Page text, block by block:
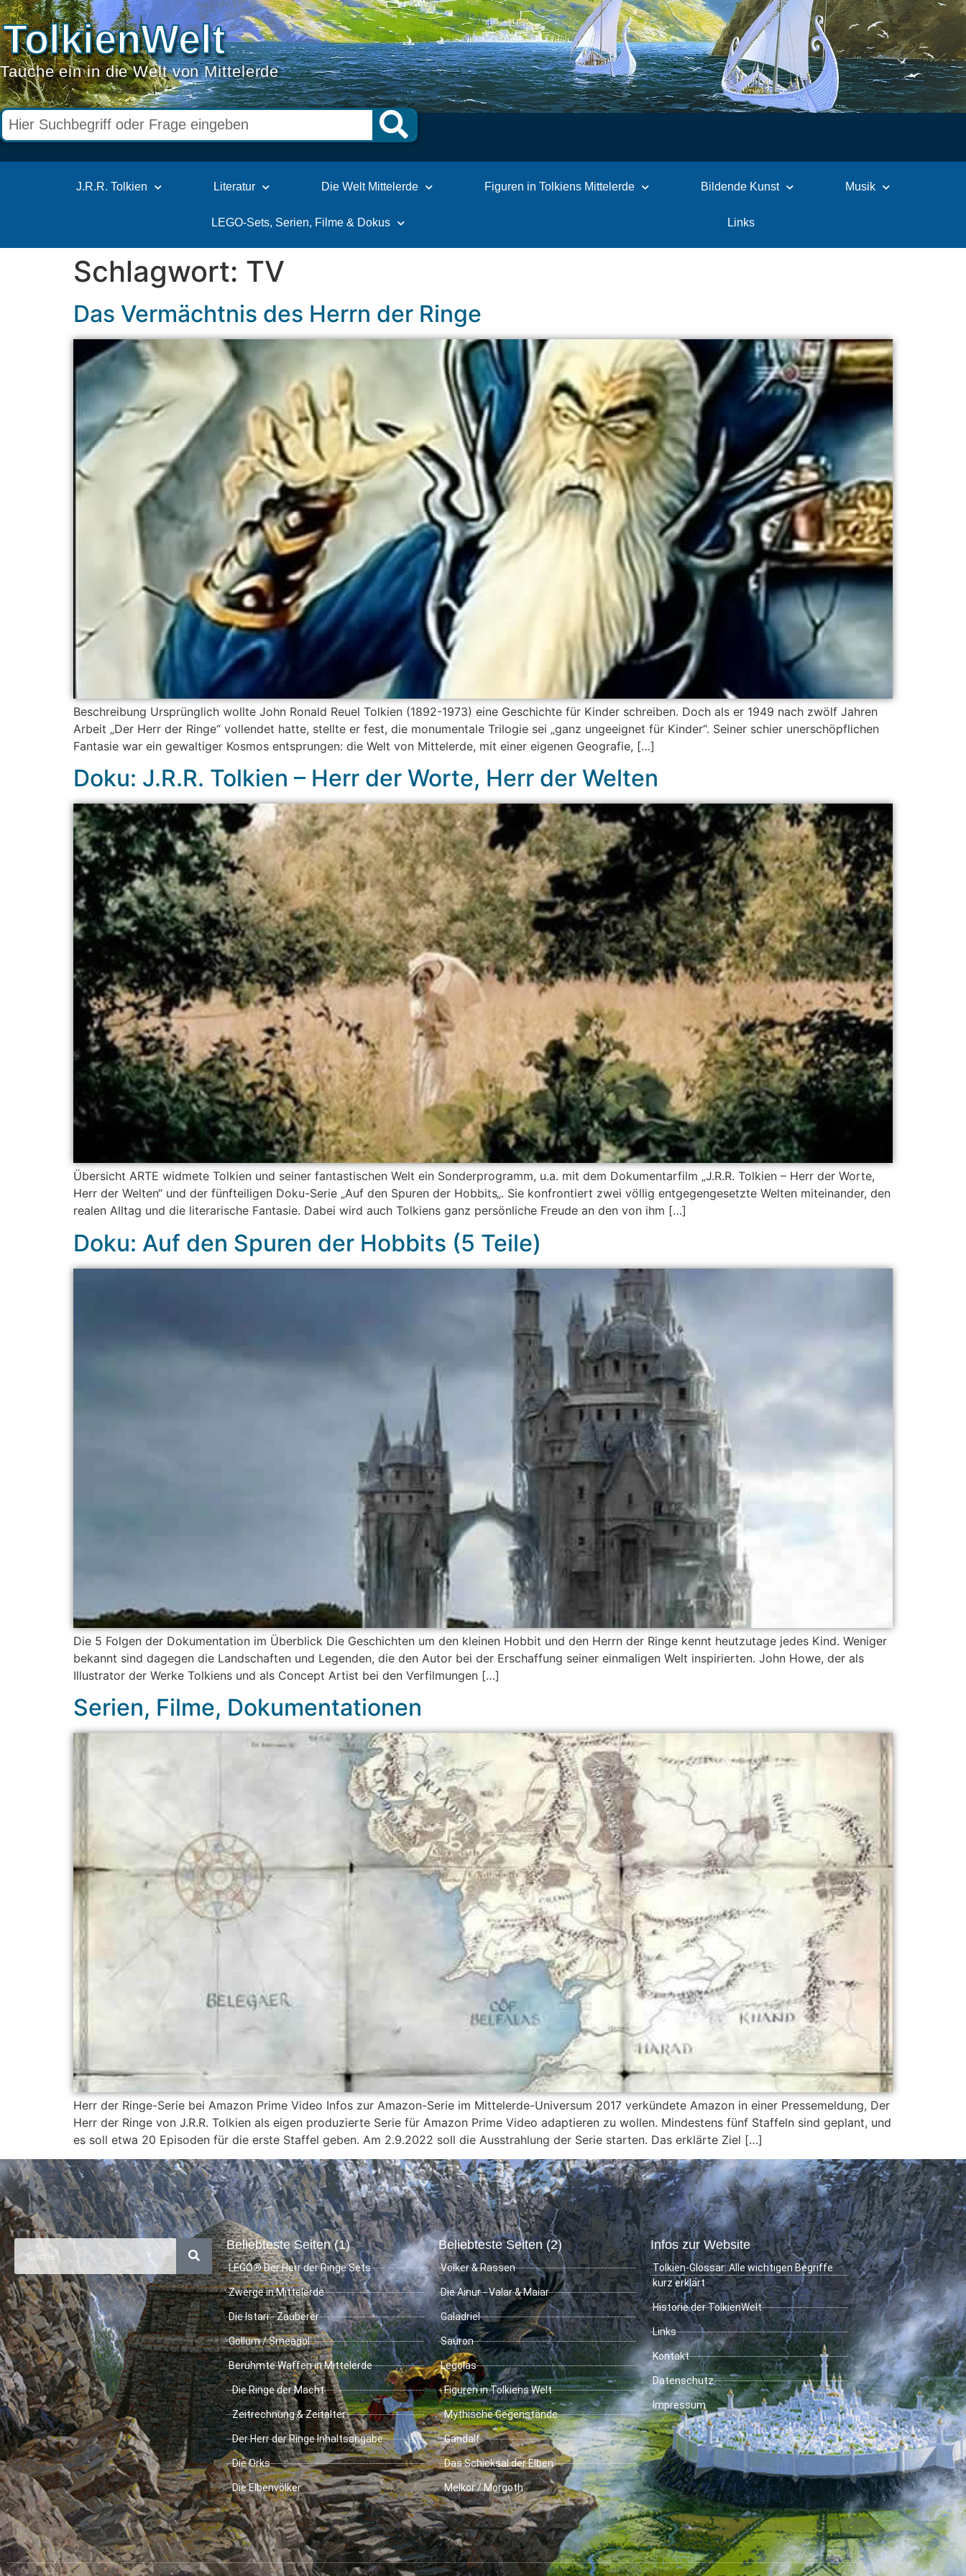
TolkienWelt
Tauche ein in die Welt von Mittelerde
J.R.R. Tolkien Literatur Die Welt Mittelerde Figuren in Tolkiens Mittelerde Bildende Kunst Musik
LEGO-Sets, Serien, Filme & Dokus Links
Schlagwort: TV
Das Vermächtnis des Herrn der Ringe
Beschreibung Ursprünglich wollte John Ronald Reuel Tolkien (1892-1973) eine Geschichte für Kinder schreiben. Doch als er 1949 nach zwölf Jahren
Arbeit „Der Herr der Ringe“ vollendet hatte, stellte er fest, die monumentale Trilogie sei „ganz ungeeignet für Kinder“. Seiner schier unerschöpflichen
Fantasie war ein gewaltiger Kosmos entsprungen: die Welt von Mittelerde, mit einer eigenen Geografie, […]
Doku: J.R.R. Tolkien – Herr der Worte, Herr der Welten
Übersicht ARTE widmete Tolkien und seiner fantastischen Welt ein Sonderprogramm, u.a. mit dem Dokumentarfilm „J.R.R. Tolkien – Herr der Worte,
Herr der Welten“ und der fünfteiligen Doku-Serie „Auf den Spuren der Hobbits„. Sie konfrontiert zwei völlig entgegengesetzte Welten miteinander, den
realen Alltag und die literarische Fantasie. Dabei wird auch Tolkiens ganz persönliche Freude an den von ihm […]
Doku: Auf den Spuren der Hobbits (5 Teile)
Die 5 Folgen der Dokumentation im Überblick Die Geschichten um den kleinen Hobbit und den Herrn der Ringe kennt heutzutage jedes Kind. Weniger
bekannt sind dagegen die Landschaften und Legenden, die den Autor bei der Erschaffung seiner einmaligen Welt inspirierten. John Howe, der als
Illustrator der Werke Tolkiens und als Concept Artist bei den Verfilmungen […]
Serien, Filme, Dokumentationen
Herr der Ringe-Serie bei Amazon Prime Video Infos zur Amazon-Serie im Mittelerde-Universum 2017 verkündete Amazon in einer Pressemeldung, Der
Herr der Ringe von J.R.R. Tolkien als eigen produzierte Serie für Amazon Prime Video adaptieren zu wollen. Mindestens fünf Staffeln sind geplant, und
es soll etwa 20 Episoden für die erste Staffel geben. Am 2.9.2022 soll die Ausstrahlung der Serie starten. Das erklärte Ziel […]
Beliebteste Seiten (1)
LEGO® Der Herr der Ringe Sets
Zwerge in Mittelerde
Die Istari - Zauberer
Gollum / Smeagol
Berühmte Waffen in Mittelerde
Die Ringe der Macht
Zeitrechnung & Zeitalter
Der Herr der Ringe Inhaltsangabe
Die Orks
Die Elbenvölker
Beliebteste Seiten (2)
Völker & Rassen
Die Ainur - Valar & Maiar
Galadriel
Sauron
Legolas
Figuren in Tolkiens Welt
Mythische Gegenstände
Gandalf
Das Schicksal der Elben
Melkor / Morgoth
Infos zur Website
Tolkien-Glossar: Alle wichtigen Begriffe
kurz erklärt
Historie der TolkienWelt
Links
Kontakt
Datenschutz
Impressum